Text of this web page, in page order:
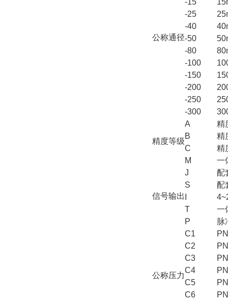
公称通径
-15
-25
-40
-50
-80
-100
-150
-200
-250
-300
精度等级
A
精
B
精
C
精
信号输出
M
一
J
配
S
配
T
一
P
脉
公称压力
C1
C2
C3
C4
C5
C6